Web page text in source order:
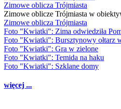
Zimowe oblicza Trójmiasta
Zimowe oblicze Trójmiasta w
Zimowe oblicza Trójmiasta
Foto "Kwiatki": Zima odwiedziła
Foto "Kwiatki": Bursztynowy ołtarz
Foto "Kwiatki": Gra w zielone
Foto "Kwiatki": Temida na haku
Foto "Kwiatki": Szklane domy
więcej ...